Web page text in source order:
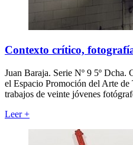
Contexto crítico,
Juan Baraja. Serie Nº 9 5º Dcha.
el Espacio Promoción del Arte
trabajos de veinte jóvenes
Leer+